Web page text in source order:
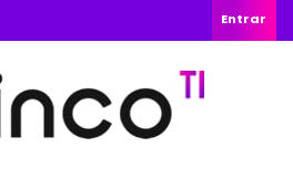
Entrar